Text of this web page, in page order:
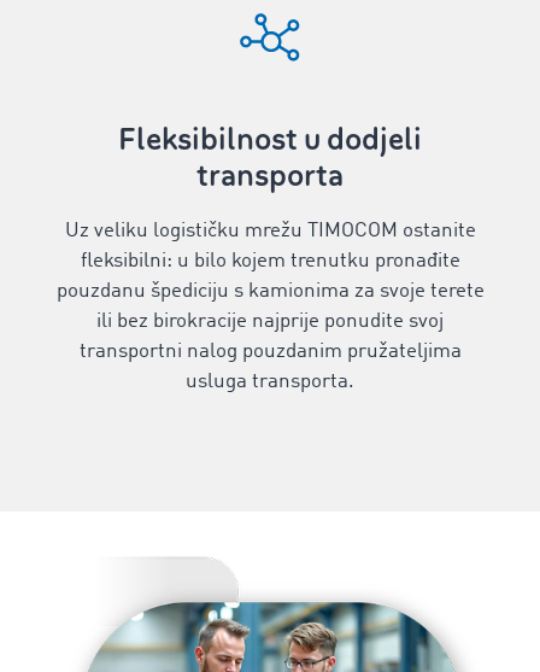
Fleksibilnost u dodjeli
transporta
Uz veliku logističku mrežu TIMOCOM ostanite
fleksibilni: u bilo kojem trenutku pronađite
pouzdanu špediciju s kamionima za svoje terete
ili bez birokracije najprije ponudite svoj
transportni nalog pouzdanim pružateljima
usluga transporta.